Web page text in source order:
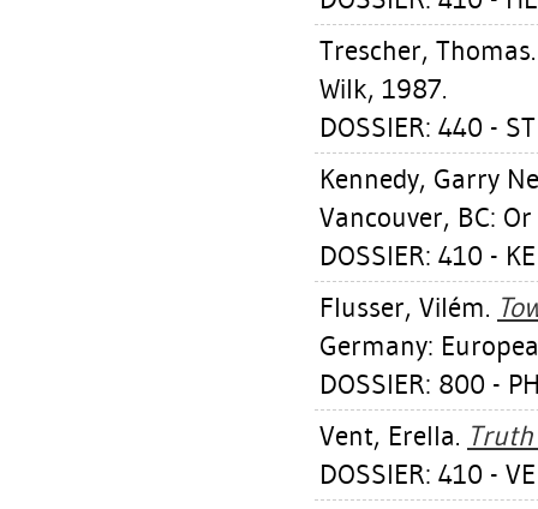
Trescher, Thomas
Wilk, 1987.
DOSSIER: 440 -
Kennedy, Garry
Vancouver, BC:
DOSSIER: 410 -
Flusser, Vilém.
Germany:
DOSSIER: 800 -
Vent, Erella.
DOSSIER: 410 -